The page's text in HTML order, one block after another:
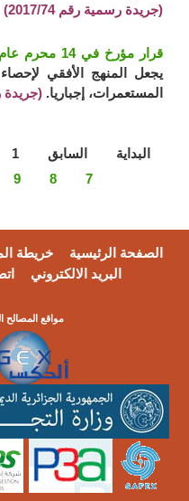
(جريدة رسمية رقم 2017/74)
قرار مؤرخ في 14 محرم عام 1439 الموافق 5 أكتوبر سنة 2017
يجعل المنهج الأفقي
المستعمرات، إجباريا. (جريدة
البداية السابق 1
7
8
9
الصفحة الرئيسية خريطة
البريد الالكتروني
مواقع المصالح